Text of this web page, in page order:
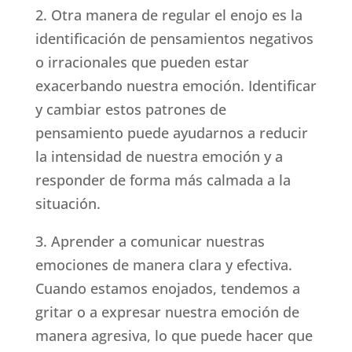
2. Otra manera de regular el enojo es la
identificación de pensamientos negativos
o irracionales que pueden estar
exacerbando nuestra emoción. Identificar
y cambiar estos patrones de
pensamiento puede ayudarnos a reducir
la intensidad de nuestra emoción y a
responder de forma más calmada a la
situación.
3. Aprender a comunicar nuestras
emociones de manera clara y efectiva.
Cuando estamos enojados, tendemos a
gritar o a expresar nuestra emoción de
manera agresiva, lo que puede hacer que